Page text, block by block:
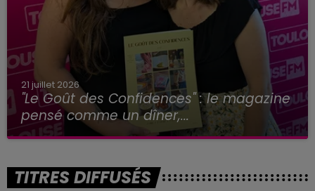
21 juillet 2026
"Le Goût des Confidences" : le magazine
pensé comme un dîner,...
TITRES DIFFUSÉS